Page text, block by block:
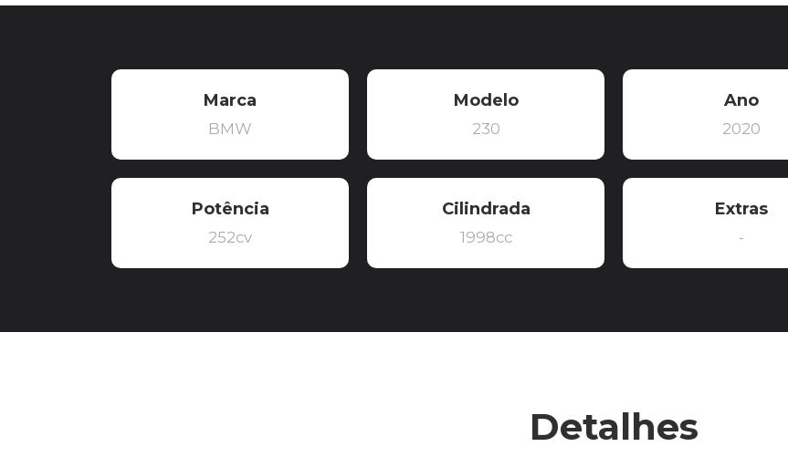
Marca
BMW
Modelo
230
Ano
2020
Potência
252cv
Cilindrada
1998cc
Extras
-
Detalhes